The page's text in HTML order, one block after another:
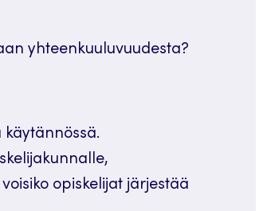
yhteenkuuluvuudesta?
käytännössä.
opiskelijat järjestää